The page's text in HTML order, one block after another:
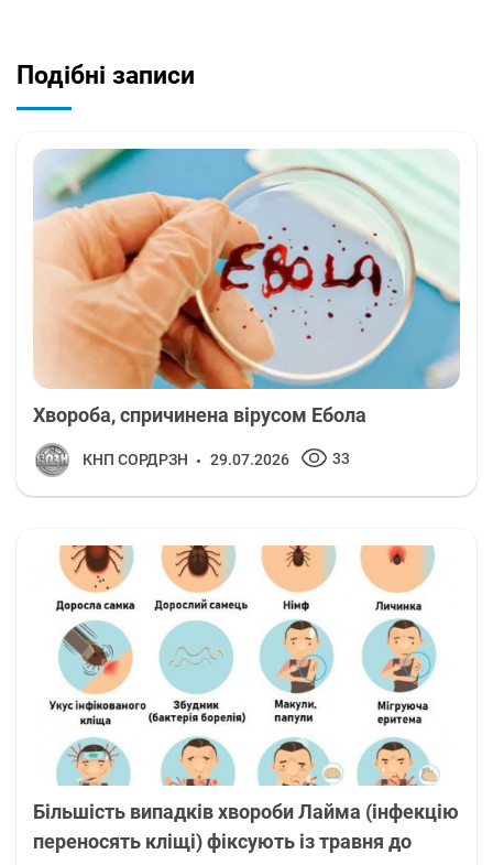
Подібні записи
Хвороба, спричинена вірусом Ебола
КНП СОРДРЗН 29.07.2026 33
Більшість випадків хвороби Лайма (інфекцію
переносять кліщі) фіксують із травня до